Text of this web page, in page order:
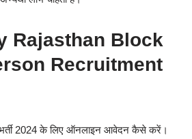
Rajasthan Block
Recruitment
भर्ती 2024 के लिए ऑनलाइन आवेदन कैसे करें।